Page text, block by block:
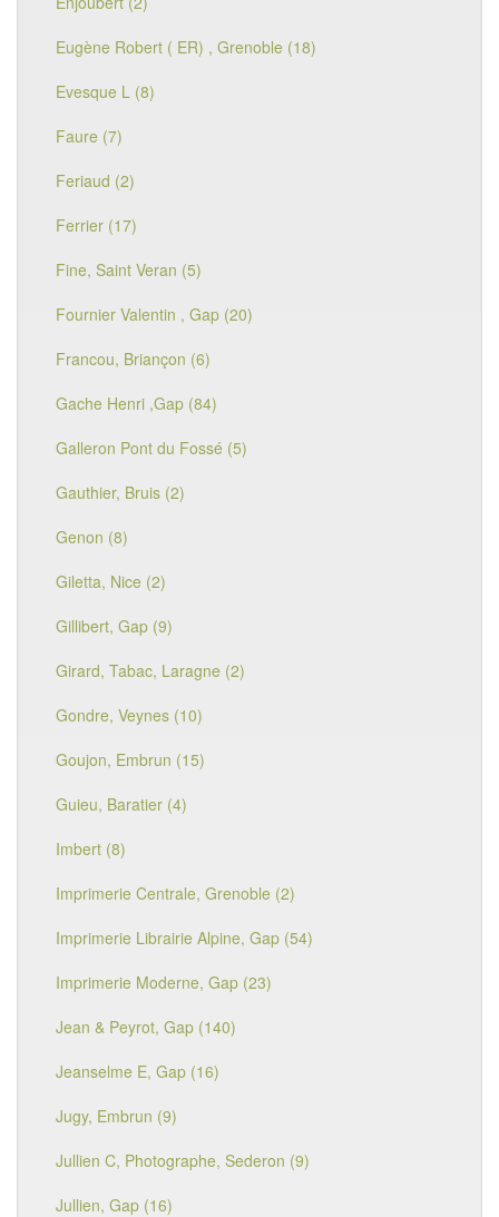
Eugène Robert ( ER) , Grenoble (18)
Evesque L (8)
Faure (7)
Feriaud (2)
Ferrier (17)
Fine, Saint Veran (5)
Fournier Valentin , Gap (20)
Francou, Briançon (6)
Gache Henri ,Gap (84)
Galleron Pont du Fossé (5)
Gauthier, Bruis (2)
Genon (8)
Giletta, Nice (2)
Gillibert, Gap (9)
Girard, Tabac, Laragne (2)
Gondre, Veynes (10)
Goujon, Embrun (15)
Guieu, Baratier (4)
Imbert (8)
Imprimerie Centrale, Grenoble (2)
Imprimerie Librairie Alpine, Gap (54)
Imprimerie Moderne, Gap (23)
Jean & Peyrot, Gap (140)
Jeanselme E, Gap (16)
Jugy, Embrun (9)
Jullien C, Photographe, Sederon (9)
Jullien, Gap (16)